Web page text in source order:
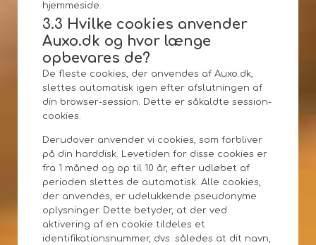
hjemmeside.
3.3 Hvilke cookies anvender
Auxo.dk og hvor længe
opbevares de?
De fleste cookies, der anvendes af Auxo.dk,
slettes automatisk igen efter afslutningen af
din browser-session. Dette er såkaldte session-
cookies.
Derudover anvender vi cookies, som forbliver
på din harddisk. Levetiden for disse cookies er
fra 1 måned og op til 10 år, efter udløbet af
perioden slettes de automatisk. Alle cookies,
der anvendes, er udelukkende pseudonyme
oplysninger. Dette betyder, at der ved
aktivering af en cookie tildeles et
identifikationsnummer, dvs. således at dit navn,